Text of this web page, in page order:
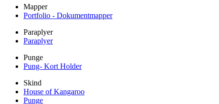
Mapper
Portfolio - Dokumentmapper
Paraplyer
Paraplyer
Punge
Pung- Kort Holder
Skind
House of Kangaroo
Punge